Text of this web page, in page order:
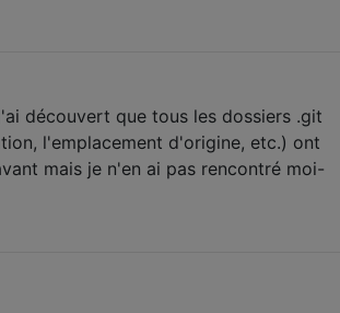
découvert que tous les dossiers .git
l'emplacement d'origine, etc.) ont
mais je n'en ai pas rencontré moi-